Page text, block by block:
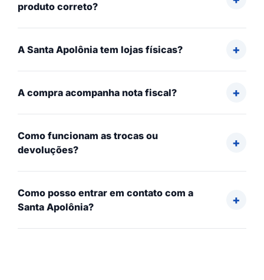
produto correto?
A Santa Apolônia tem lojas físicas?
A compra acompanha nota fiscal?
Como funcionam as trocas ou
devoluções?
Como posso entrar em contato com a
Santa Apolônia?